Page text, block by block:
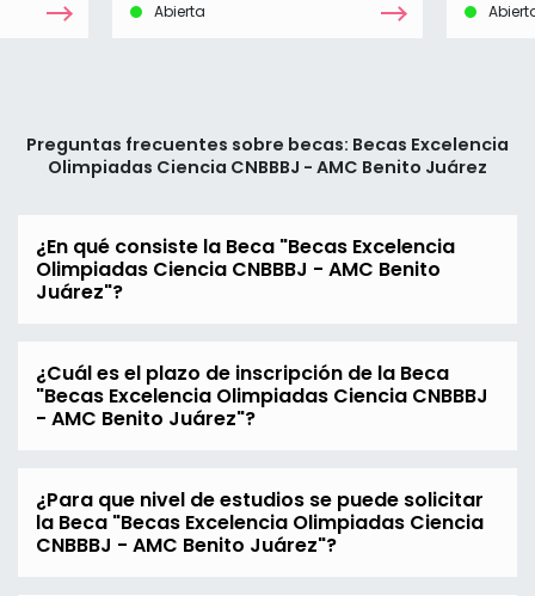
Abierta
Preguntas frecuentes sobre becas: Becas Excelencia
Olimpiadas Ciencia CNBBBJ - AMC Benito Juárez
¿En qué consiste la Beca "Becas Excelencia
Olimpiadas Ciencia CNBBBJ - AMC Benito
Juárez"?
¿Cuál es el plazo de inscripción de la Beca
"Becas Excelencia Olimpiadas Ciencia CNBBBJ
- AMC Benito Juárez"?
¿Para que nivel de estudios se puede solicitar
la Beca "Becas Excelencia Olimpiadas Ciencia
CNBBBJ - AMC Benito Juárez"?